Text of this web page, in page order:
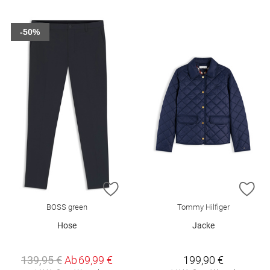
ZUR WUNSCHLISTE HINZUFÜGEN
BOSS green
Hose
139,95 €Ab69,99 €
-50%
Tommy Hilfiger
Jacke
199,90 €